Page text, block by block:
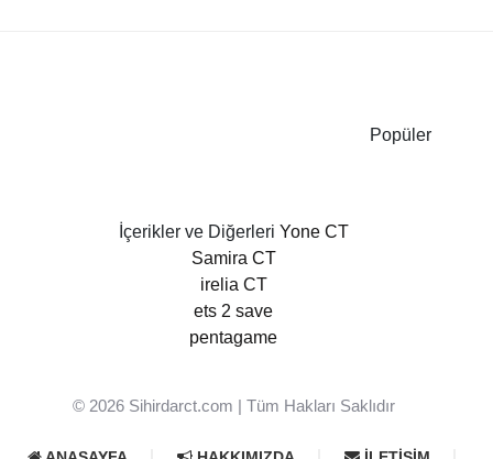
Popüler
İçerikler ve Diğerleri Yone CT
Samira CT
irelia CT
ets 2 save
pentagame
© 2026 Sihirdarct.com | Tüm Hakları Saklıdır